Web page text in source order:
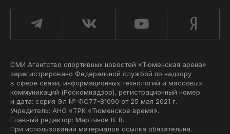
СМИ Агентство спортивных новостей «Тюменская арена»
зарегистрировано Федеральной службой по надзору
в сфере связи, информационных технологий и массовых
коммуникаций (Роскомнадзор), регистрационный номер
и дата: серия Эл № ФС77-81090 от 25 мая 2021 г.
Учредитель: АНО «ТРК «Тюменское время».
Главный редактор: Мартынов В. В.
При использовании материалов ссылка обязательна.